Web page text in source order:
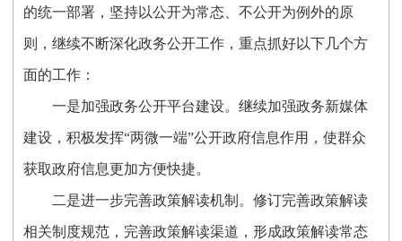
的统一部署，坚持以公开为常态、不公开为例外的原
则，继续不断深化政务公开工作，重点抓好以下几个方
面的工作：
一是加强政务公开平台建设。继续加强政务新媒体
建设，积极发挥“两微一端”公开政府信息作用，使群众
获取政府信息更加方便快捷。
二是进一步完善政策解读机制。修订完善政策解读
相关制度规范，完善政策解读渠道，形成政策解读常态